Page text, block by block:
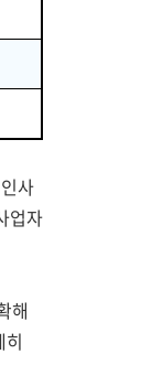
사
업자
해